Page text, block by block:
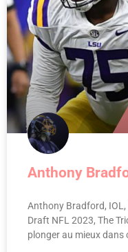
Anthony
Anthony Bradford, IOL,
Draft NFL 2023, The
plonger au mieux dans